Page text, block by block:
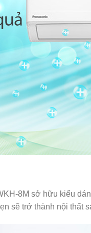
8M sở hữu kiểu
sẽ trở thành nội thất